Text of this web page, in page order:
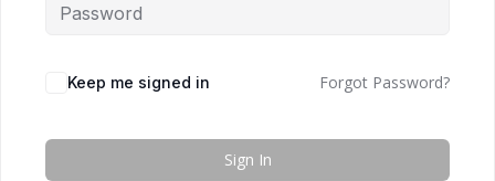
Keep me signed in Forgot Password?
Sign In